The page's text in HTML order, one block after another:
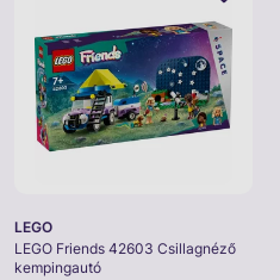
LEGO
LEGO Friends 42603 Csillagnéző
kempingautó